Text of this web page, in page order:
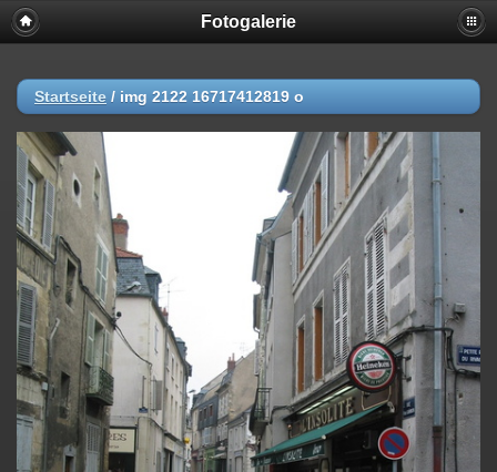
Fotogalerie
Startseite / img 2122 16717412819 o